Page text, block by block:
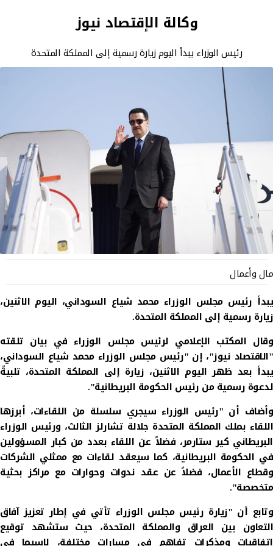
وكالة الإقتصاد نيوز
رئيس الوزراء يبدأ اليوم زيارة رسمية إلى المملكة المتحدة
مال وأعمال
يبدأ رئيس مجلس الوزراء محمد شياع السوداني، اليوم الاثنين،
زيارة رسمية إلى المملكة المتحدة.
وقال المكتب الإعلامي لرئيس مجلس الوزراء في بيان تلقته
"الاقتصاد نيوز"، إن "رئيس مجلس الوزراء محمد شياع السوداني،
يبدأ بعد ظهر اليوم الاثنين، زيارة إلى المملكة المتحدة، تلبيةً
لدعوة رسمية من رئيس الحكومة البريطانية".
وأضاف أن "رئيس الوزراء سيجري سلسلة من اللقاءات، أبرزها
اللقاء بملك المملكة المتحدة جلالة تشارلز الثالث، ورئيس الوزراء
البريطاني كير ستارمر، فضلاً عن اللقاء بعدد من كبار المسؤولين
في الحكومة البريطانية، كما سيعقد لقاءات مع ممثلي الشركات
وقطاع الأعمال، فضلاً عن عقد ندوات وحوارات مع مراكز بحثية
متخصصة".
وتابع أن "زيارة رئيس مجلس الوزراء تأتي في إطار تعزيز آفاق
التعاون بين العراق والمملكة المتحدة، حيث ستشهد توقيع
اتفاقيات ومذكرات تفاهم في مسارات مختلفة، لاسيما في